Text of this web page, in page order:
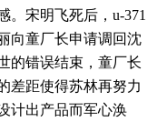
。宋明飞死后，u-371
向童厂长申请调回沈
的错误结束，童厂长
差距使得苏林再努力
计出产品而军心涣